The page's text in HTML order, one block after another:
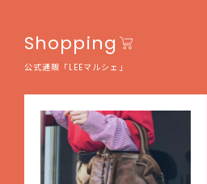
Shopping
公式通販「LEEマルシェ」